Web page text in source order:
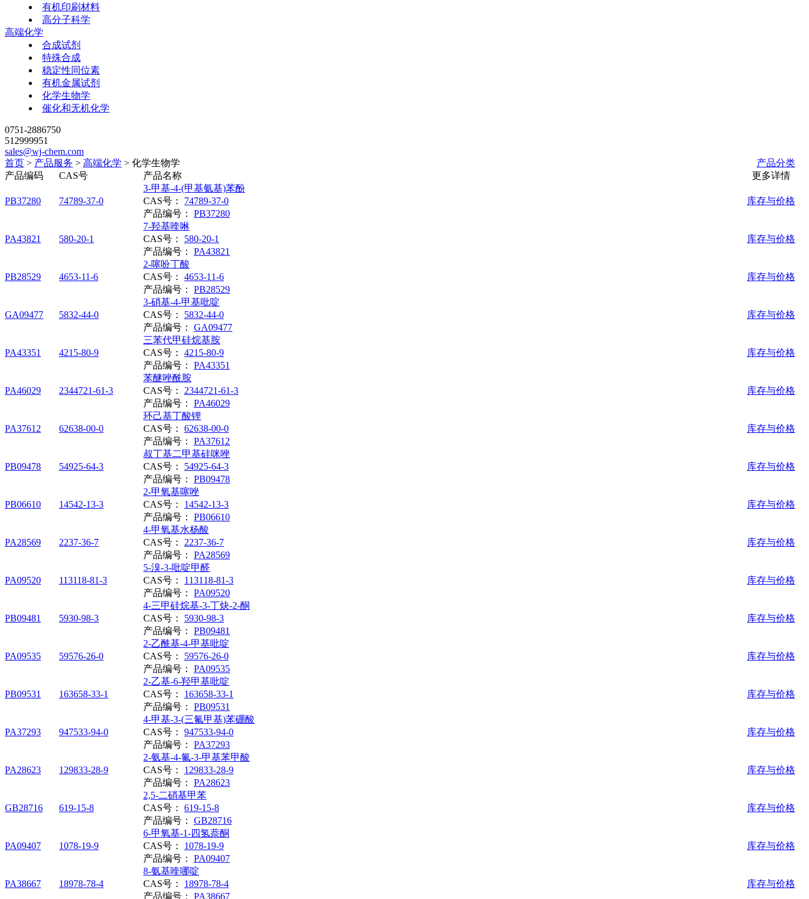
有机印刷材料
高分子科学
高端化学
合成试剂
特殊合成
稳定性同位素
有机金属试剂
化学生物学
催化和无机化学
0751-2886750
512999951
sales@wj-chem.com
产品分类
首页 > 产品服务 > 高端化学 > 化学生物学
产品编码
CAS号 产品名称 更多详情
PB37280 74789-37-0
3-甲基-4-(甲基氨基)苯酚
CAS号： 74789-37-0
产品编号： PB37280
库存与价格
PA43821 580-20-1
7-羟基喹啉
CAS号： 580-20-1
产品编号： PA43821
库存与价格
PB28529 4653-11-6
2-噻吩丁酸
CAS号： 4653-11-6
产品编号： PB28529
库存与价格
GA09477 5832-44-0
3-硝基-4-甲基吡啶
CAS号： 5832-44-0
产品编号： GA09477
库存与价格
PA43351 4215-80-9
三苯代甲硅烷基胺
CAS号： 4215-80-9
产品编号： PA43351
库存与价格
PA46029 2344721-61-3
苯醚唑酰胺
CAS号： 2344721-61-3
产品编号： PA46029
库存与价格
PA37612 62638-00-0
环己基丁酸锂
CAS号： 62638-00-0
产品编号： PA37612
库存与价格
PB09478 54925-64-3
叔丁基二甲基硅咪唑
CAS号： 54925-64-3
产品编号： PB09478
库存与价格
PB06610 14542-13-3
2-甲氧基噻唑
CAS号： 14542-13-3
产品编号： PB06610
库存与价格
PA28569 2237-36-7
4-甲氧基水杨酸
CAS号： 2237-36-7
产品编号： PA28569
库存与价格
PA09520 113118-81-3
5-溴-3-吡啶甲醛
CAS号： 113118-81-3
产品编号： PA09520
库存与价格
PB09481 5930-98-3
4-三甲硅烷基-3-丁炔-2-酮
CAS号： 5930-98-3
产品编号： PB09481
库存与价格
PA09535 59576-26-0
2-乙酰基-4-甲基吡啶
CAS号： 59576-26-0
产品编号： PA09535
库存与价格
PB09531 163658-33-1
2-乙基-6-羟甲基吡啶
CAS号： 163658-33-1
产品编号： PB09531
库存与价格
PA37293 947533-94-0
4-甲基-3-(三氟甲基)苯硼酸
CAS号： 947533-94-0
产品编号： PA37293
库存与价格
PA28623 129833-28-9
2-氨基-4-氟-3-甲基苯甲酸
CAS号： 129833-28-9
产品编号： PA28623
库存与价格
GB28716 619-15-8
2,5-二硝基甲苯
CAS号： 619-15-8
产品编号： GB28716
库存与价格
PA09407 1078-19-9
6-甲氧基-1-四氢萘酮
CAS号： 1078-19-9
产品编号： PA09407
库存与价格
PA38667 18978-78-4
8-氨基喹哪啶
CAS号： 18978-78-4
产品编号： PA38667
库存与价格